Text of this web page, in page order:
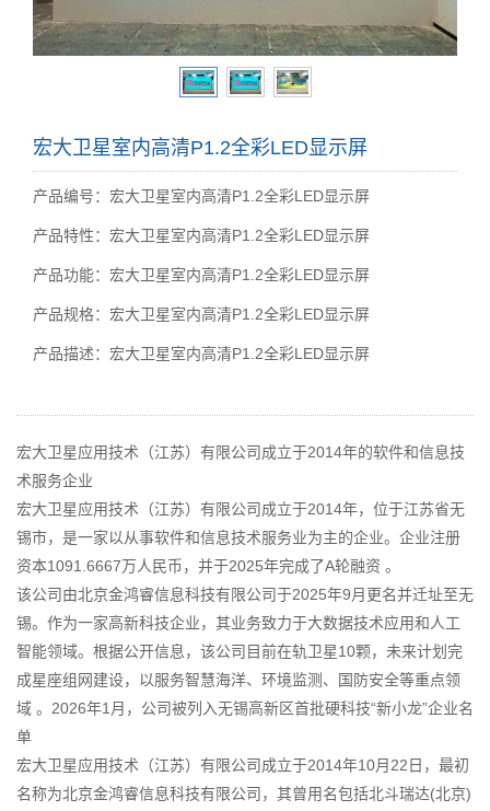
宏大卫星室内高清P1.2全彩LED显示屏
产品编号：宏大卫星室内高清P1.2全彩LED显示屏
产品特性：宏大卫星室内高清P1.2全彩LED显示屏
产品功能：宏大卫星室内高清P1.2全彩LED显示屏
产品规格：宏大卫星室内高清P1.2全彩LED显示屏
产品描述：宏大卫星室内高清P1.2全彩LED显示屏
宏大卫星应用技术（江苏）有限公司成立于2014年的软件和信息技
术服务企业
宏大卫星应用技术（江苏）有限公司成立于2014年，位于江苏省无
锡市，是一家以从事软件和信息技术服务业为主的企业。企业注册
资本1091.6667万人民币，并于2025年完成了A轮融资 。
该公司由北京金鸿睿信息科技有限公司于2025年9月更名并迁址至无
锡。作为一家高新科技企业，其业务致力于大数据技术应用和人工
智能领域。根据公开信息，该公司目前在轨卫星10颗，未来计划完
成星座组网建设，以服务智慧海洋、环境监测、国防安全等重点领
域 。2026年1月，公司被列入无锡高新区首批硬科技“新小龙”企业名
单
宏大卫星应用技术（江苏）有限公司成立于2014年10月22日，最初
名称为北京金鸿睿信息科技有限公司，其曾用名包括北斗瑞达(北京)